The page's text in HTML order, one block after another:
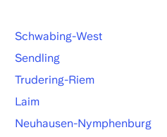
Schwabing-West
Sendling
Trudering-Riem
Laim
Neuhausen-Nymphenburg